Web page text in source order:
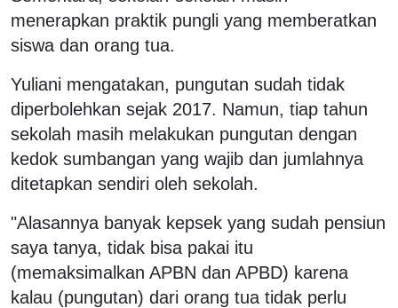
menerapkan praktik pungli yang memberatkan
siswa dan orang tua.
Yuliani mengatakan, pungutan sudah tidak
diperbolehkan sejak 2017. Namun, tiap tahun
sekolah masih melakukan pungutan dengan
kedok sumbangan yang wajib dan jumlahnya
ditetapkan sendiri oleh sekolah.
"Alasannya banyak kepsek yang sudah pensiun
saya tanya, tidak bisa pakai itu
(memaksimalkan APBN dan APBD) karena
kalau (pungutan) dari orang tua tidak perlu